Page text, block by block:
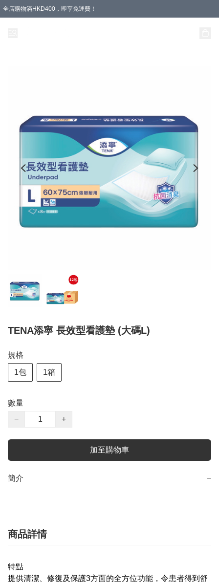
全店購物滿HKD400，即享免運費！
TENA添寧 長效型看護墊 (大碼L)
規格
1包 1箱
數量
−
+
加至購物車
簡介 −
商品詳情
特點
提供清潔、修復及保護3方面的全方位功能，令患者得到舒